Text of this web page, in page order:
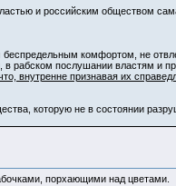
и российским обществом
беспредельным комфортом, не
рабском послушании властям и
внутренне признавая их
которую не в состоянии
порхающими над цветами.